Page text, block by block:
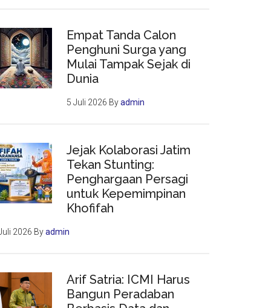
Empat Tanda Calon
Penghuni Surga yang
Mulai Tampak Sejak di
Dunia
5 Juli 2026 Byadmin
Jejak Kolaborasi Jatim
Tekan Stunting:
Penghargaan Persagi
untuk Kepemimpinan
Khofifah
2026 Byadmin
Arif Satria: ICMI Harus
Bangun Peradaban